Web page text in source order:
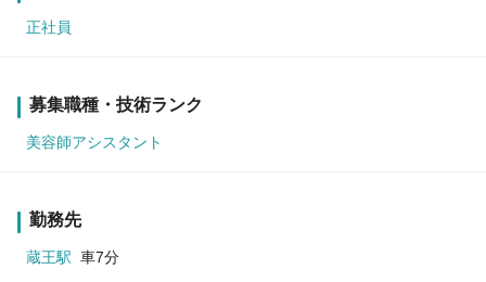
正社員
募集職種・技術ランク
美容師アシスタント
勤務先
蔵王駅 車7分